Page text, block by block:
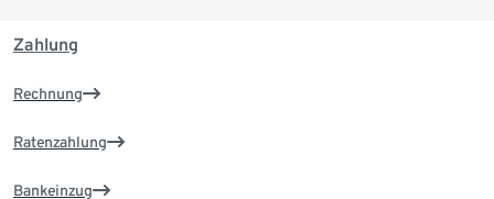
Zahlung
Rechnung
Ratenzahlung
Bankeinzug